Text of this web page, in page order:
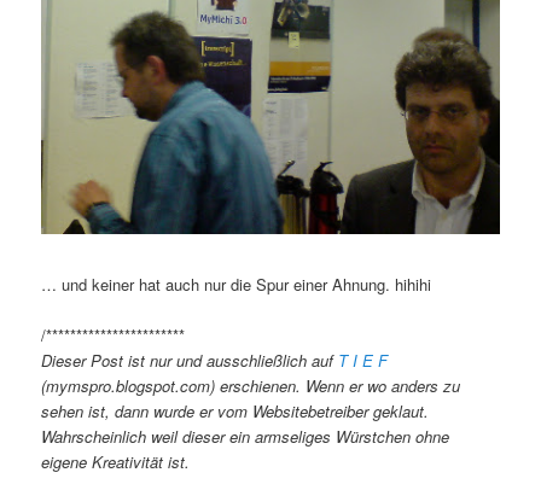
… und keiner hat auch nur die Spur einer Ahnung. hihihi
/***********************
Dieser Post ist nur und ausschließlich auf T I E F
(mymspro.blogspot.com) erschienen. Wenn er wo anders zu
sehen ist, dann wurde er vom Websitebetreiber geklaut.
Wahrscheinlich weil dieser ein armseliges Würstchen ohne
eigene Kreativität ist.